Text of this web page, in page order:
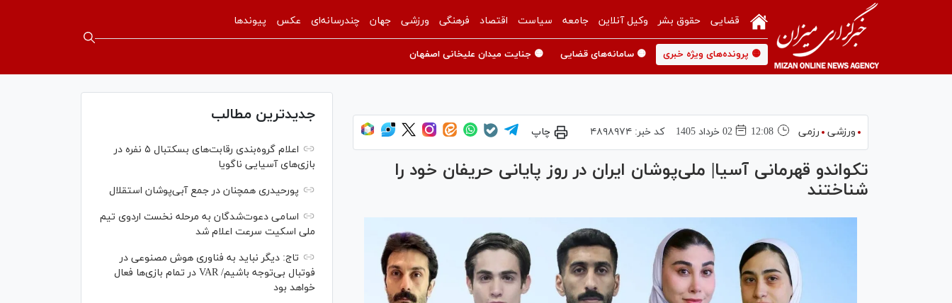
قضایی حقوق بشر وکیل آنلاین جامعه سیاست اقتصاد فرهنگی ورزشی جهان چندرسانه‌ای عکس پیوندها
🟡 پرونده‌های ویژه خبری 🟡 سامانه‌های قضایی 🟡 جنایت میدان علیخانی اصفهان
ورزشی رزمی 12:08 02 خرداد 1405 کد خبر:۴۸۹۸۹۷۴ چاپ
تکواندو قهرمانی آسیا| ملی‌پوشان ایران در روز پایانی حریفان خود را
شناختند
جدیدترین مطالب
اعلام گروه‌بندی رقابت‌های بسکتبال ۵ نفره در
بازی‌های آسیایی ناگویا
پورحیدری همچنان در جمع آبی‌پوشان استقلال
اسامی دعوت‌شدگان به مرحله نخست اردوی تیم
ملی اسکیت سرعت اعلام شد
تاج: دیگر نباید به فناوری هوش مصنوعی در
فوتبال بی‌توجه باشیم/ VAR در تمام بازی‌ها فعال
خواهد بود